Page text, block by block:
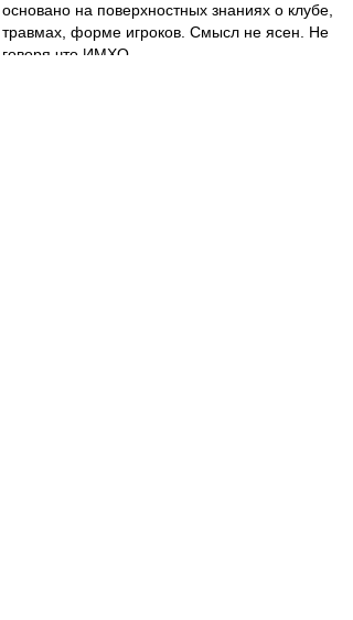
основано на поверхностных знаниях о клубе,
травмах, форме игроков. Смысл не ясен. Не
говоря что ИМХО.